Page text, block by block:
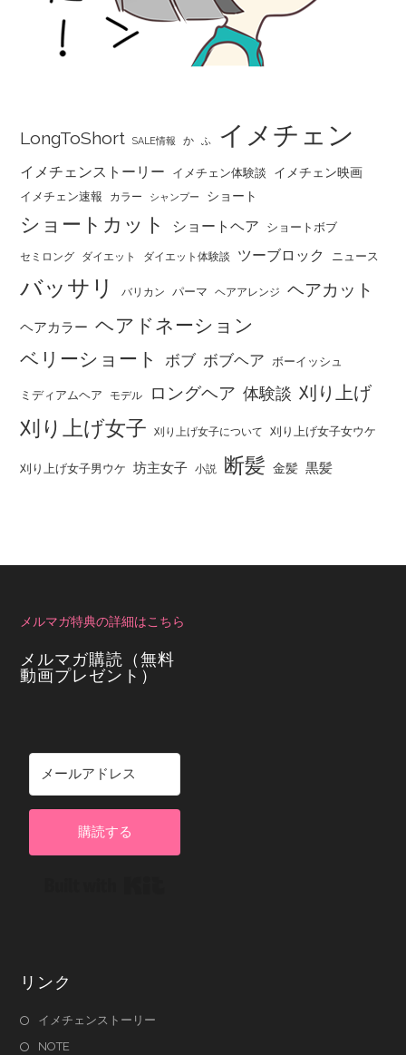
LongToShort SALE情報 か ふ イメチェン
イメチェンストーリー イメチェン体験談 イメチェン映画
イメチェン速報 カラー シャンプー ショート
ショートカット ショートヘア ショートボブ
セミロング ダイエット ダイエット体験談 ツーブロック ニュース
バッサリ バリカン パーマ ヘアアレンジ ヘアカット
ヘアカラー ヘアドネーション
ベリーショート
ボブ ボブヘア ボーイッシュ
ミディアムヘア モデル ロングヘア 体験談 刈り上げ
刈り上げ女子 刈り上げ女子について 刈り上げ女子女ウケ
刈り上げ女子男ウケ 坊主女子 小説 断髪 金髪 黒髪
メルマガ特典の詳細はこちら
メルマガ購読（無料
動画プレゼント）
購読する
リンク
イメチェンストーリー
NOTE